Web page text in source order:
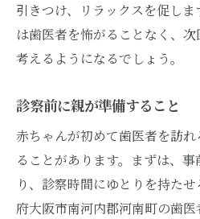
引きつけ、リラックスを促し
は歯医者を怖がることなく、
考えるようになるでしょう。
診察前に親が準備すること
赤ちゃんが初めて歯医者を訪
ることがあります。まずは、
り、診察時間にゆとりを持た
府大阪市南河内郡河南町の歯